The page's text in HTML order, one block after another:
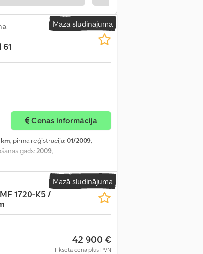
Mazā sludinājuma
Cenas informācija
km, pirmā reģistrācija:01/2009,
gads:2009,
Mazā sludinājuma
1720-K5 /
42 900 €
Fiksēta cena plus PVN